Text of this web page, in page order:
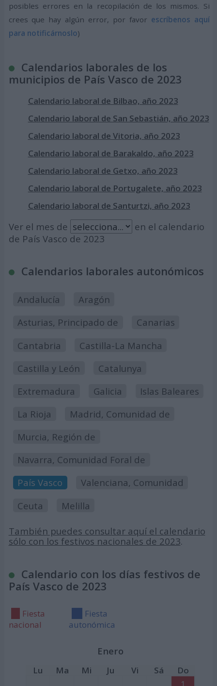
posibles errores en la recopilación de los mismos. Si
crees que hay algún error, por favor escríbenos aquí
para notificárnoslo)
Calendarios laborales de los
municipios de País Vasco de 2023
Calendario laboral de Bilbao, año 2023
Calendario laboral de San Sebastián, año 2023
Calendario laboral de Vitoria, año 2023
Calendario laboral de Barakaldo, año 2023
Calendario laboral de Getxo, año 2023
Calendario laboral de Portugalete, año 2023
Calendario laboral de Santurtzi, año 2023
Ver el mes de
en el calendario
de País Vasco de 2023
Calendarios laborales autonómicos
Andalucía
Aragón
Asturias, Principado de
Canarias
Cantabria
Castilla-La Mancha
Castilla y León
Catalunya
Extremadura
Galicia
Islas Baleares
La Rioja
Madrid, Comunidad de
Murcia, Región de
Navarra, Comunidad Foral de
País Vasco
Valenciana, Comunidad
Ceuta
Melilla
También puedes consultar aquí el calendario
sólo con los festivos nacionales de 2023.
Calendario con los días festivos de
País Vasco de 2023
Fiesta
nacional
Fiesta
autonómica
Enero
Lu Ma Mi Ju Vi Sá
Do
1